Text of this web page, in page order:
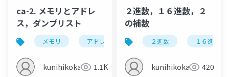
ca-2. メモリとアドレ
ス，ダンプリスト
メモリ アドレス １６進数 ダンプリスト
kunihikokaneko1.1K
２進数，１６進数，２
の補数
２進数 １６進数
kunihikokaneko420